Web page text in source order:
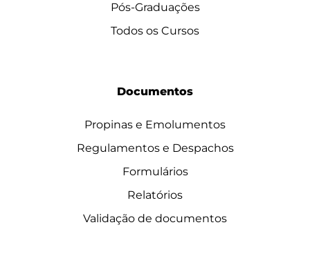
Pós-Graduações
Todos os Cursos
Documentos
Propinas e Emolumentos
Regulamentos e Despachos
Formulários
Relatórios
Validação de documentos